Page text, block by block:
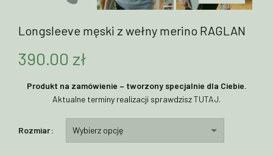
Longsleeve męski z wełny merino RAGLAN
390.00 zł
Produkt na zamówienie – tworzony specjalnie dla Ciebie.
Aktualne terminy realizacji sprawdziszTUTAJ.
Rozmiar